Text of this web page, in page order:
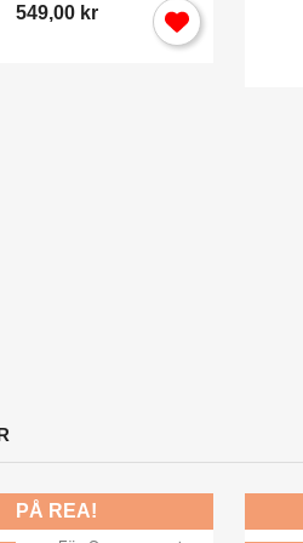
549,00 kr
PÅ REA!